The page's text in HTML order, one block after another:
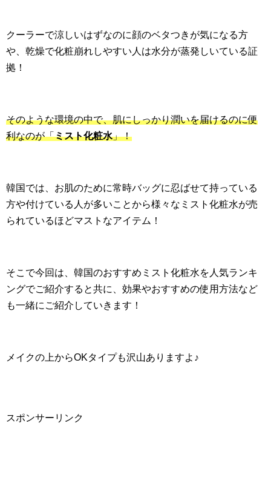
クーラーで涼しいはずなのに顔のベタつきが気になる方
や、乾燥で化粧崩れしやすい人は水分が蒸発しいている証
拠！
そのような環境の中で、肌にしっかり潤いを届けるのに便
利なのが「ミスト化粧水」！
韓国では、お肌のために常時バッグに忍ばせて持っている
方や付けている人が多いことから様々なミスト化粧水が売
られているほどマストなアイテム！
そこで今回は、韓国のおすすめミスト化粧水を人気ランキ
ングでご紹介すると共に、効果やおすすめの使用方法など
も一緒にご紹介していきます！
メイクの上からOKタイプも沢山ありますよ♪
スポンサーリンク